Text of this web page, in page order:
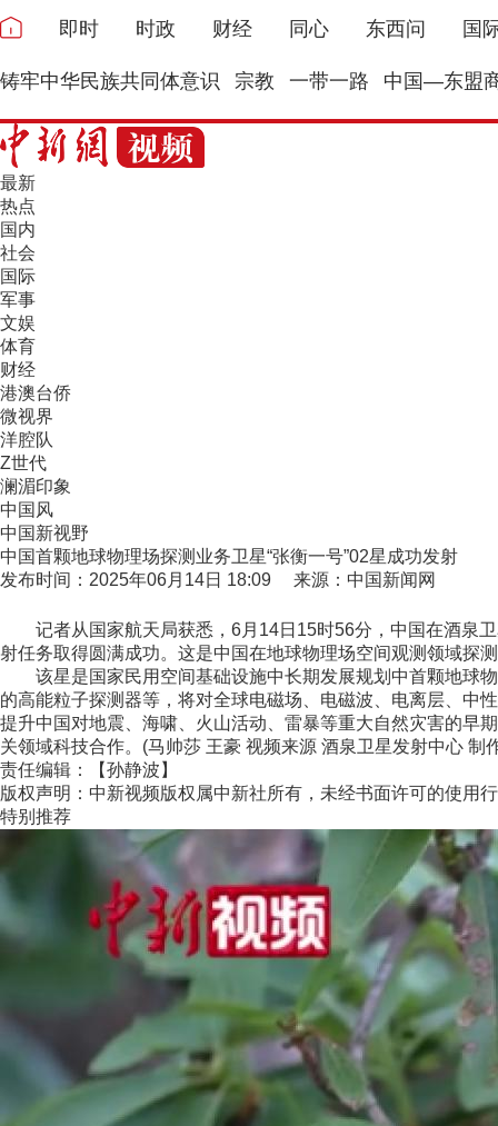
即时 时政 财经 同心 东西问 国
铸牢中华民族共同体意识 宗教 一带一路 中国—东盟
最新
热点
国内
社会
国际
军事
文娱
体育
财经
港澳台侨
微视界
洋腔队
Z世代
澜湄印象
中国风
中国新视野
中国首颗地球物理场探测业务卫星“张衡一号”02星成功发射
发布时间：2025年06月14日 18:09 来源：中国新闻网
记者从国家航天局获悉，6月14日15时56分，中国在酒泉卫
射任务取得圆满成功。这是中国在地球物理场空间观测领域探
该星是国家民用空间基础设施中长期发展规划中首颗地球物
的高能粒子探测器等，将对全球电磁场、电磁波、电离层、中
提升中国对地震、海啸、火山活动、雷暴等重大自然灾害的早
关领域科技合作。(马帅莎 王豪 视频来源 酒泉卫星发射中心 制
责任编辑：【孙静波】
版权声明：中新视频版权属中新社所有，未经书面许可的使用
特别推荐